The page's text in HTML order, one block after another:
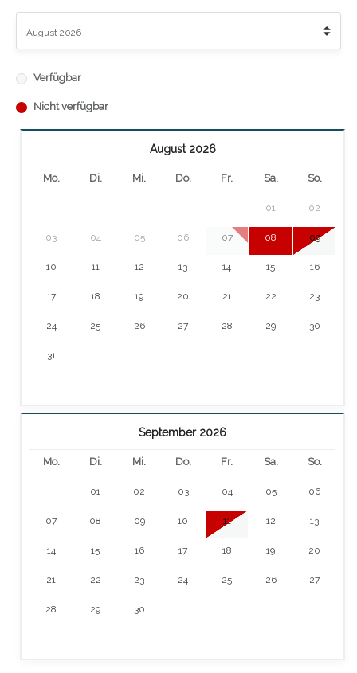
Verfügbar
Nicht verfügbar
August 2026
Mo. Di. Mi. Do. Fr. Sa. So.
01 02
03 04 05 06 07 08 09
10 11 12 13 14 15 16
17 18 19 20 21 22 23
24 25 26 27 28 29 30
31
September 2026
Mo. Di. Mi. Do. Fr. Sa. So.
01 02 03 04 05 06
07 08 09 10 11 12 13
14 15 16 17 18 19 20
21 22 23 24 25 26 27
28 29 30